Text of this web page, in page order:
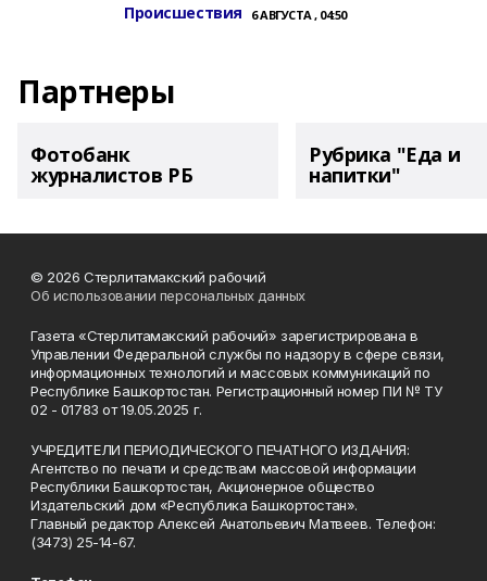
Происшествия 6 АВГУСТА , 04:50
Партнеры
Фотобанк
журналистов РБ
Рубрика "Еда и
напитки"
© 2026 Стерлитамакский рабочий
Об использовании персональных данных
Газета «Стерлитамакский рабочий» зарегистрирована в
Управлении Федеральной службы по надзору в сфере связи,
информационных технологий и массовых коммуникаций по
Республике Башкортостан. Регистрационный номер ПИ № ТУ
02 - 01783 от 19.05.2025 г.
УЧРЕДИТЕЛИ ПЕРИОДИЧЕСКОГО ПЕЧАТНОГО ИЗДАНИЯ:
Агентство по печати и средствам массовой информации
Республики Башкортостан, Акционерное общество
Издательский дом «Республика Башкортостан».
Главный редактор Алексей Анатольевич Матвеев. Телефон:
(3473) 25-14-67.